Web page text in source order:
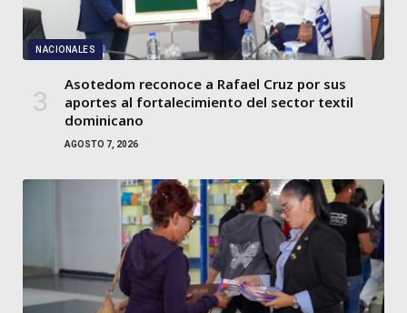
NACIONALES
Asotedom reconoce a Rafael Cruz por sus
aportes al fortalecimiento del sector textil
dominicano
AGOSTO 7, 2026